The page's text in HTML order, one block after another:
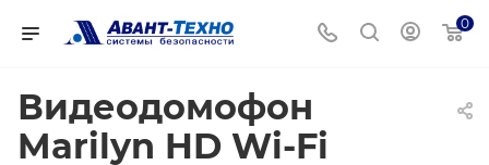
0
Видеодомофон
Marilyn HD Wi-Fi